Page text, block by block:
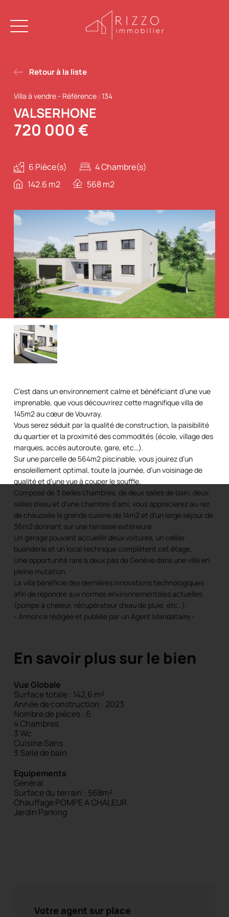
Retour à la liste
Villa à vendre- Référence : 134
VALSERHONE
720 000 €
6 Pièce(s)
4 Chambre(s)
142.6 m2
568 m2
C’est dans un environnement calme et bénéficiant d’une vue
imprenable, que vous découvrirez cette magnifique villa de
145m2 au cœur de Vouvray.
Vous serez séduit par la qualité de construction, la paisibilité
du quartier et la proximité des commodités (école, village des
marques, accès autoroute, gare, etc…).
Sur une parcelle de 564m2 piscinable, vous jouirez d’un
ensoleillement optimal, toute la journée, d’un voisinage de
qualité et d’une vue à couper le souffle.
Composé de 3 belles chambres, de deux salles de bain, deux
salles d’eau et d’une chambre d’ami, vous apprécierez au rez
de chaussée la grande cuisine de 14m2 et d’un large séjour de
36m2 donnant sur une terrasse extérieure.
Un garage pouvant accueillir deux voitures, un cellier
buanderie et un local technique complètent cet étage.
Une opportunité rare à deux pas de Genève dans une ville en
pleine mutation.
La villa bénéficie des dernières innovations technologiques
afin de répondre aux normes environnementales actuelles
(pompe à chaleur, récupérateur d’eau de pluie, etc..).
- Annonce rédigée et publiée par un Agent Mandataire -
En savoir plus sur le bien
Vue Globale
Surface totale : 142,6 m²
Année de construction : 2023
Nombre de pièces : 6
4 Chambres
3 Wc
Cuisine Sans
3 Salle de bain
Equipements
Général
Surface du terrain : 568m²
Chauffage POMPE A CHALEUR
Jardin Parking
Votre agent sur place